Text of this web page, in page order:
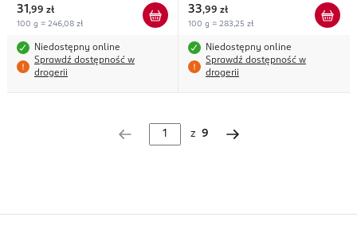
31 ,99 zł
100 g = 246,08 zł
Niedostępny online
Sprawdź dostępność w
drogerii
33,99 zł
100 g = 283,25 zł
Niedostępny online
Sprawdź dostępność w
drogerii
z 9